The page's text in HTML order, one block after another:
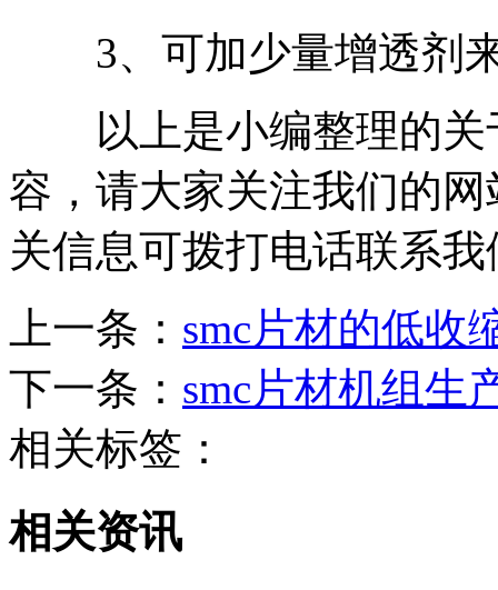
3、可加少量增透剂
以上是小编整理的关
容，请大家关注我们的
关信息可拨打电话联系我
上一条： smc片材的低收
下一条： smc片材机组生
相关标签：
相关资讯